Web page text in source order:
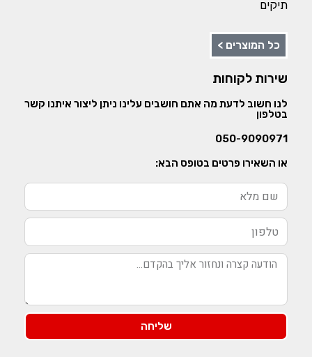
תיקים
כל המוצרים >
שירות לקוחות
לנו חשוב לדעת מה אתם חושבים עלינו ניתן ליצור איתנו קשר
בטלפון
050-9090971
או השאירו פרטים בטופס הבא:
שליחה